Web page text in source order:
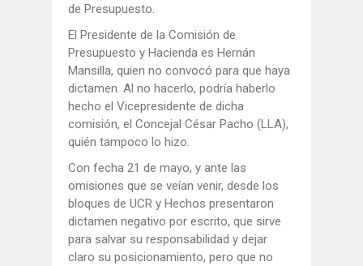
de Presupuesto.
El Presidente de la Comisión de
Presupuesto y Hacienda es Hernán
Mansilla, quien no convocó para que haya
dictamen. Al no hacerlo, podría haberlo
hecho el Vicepresidente de dicha
comisión, el Concejal César Pacho (LLA),
quién tampoco lo hizo.
Con fecha 21 de mayo, y ante las
omisiones que se veían venir, desde los
bloques de UCR y Hechos presentaron
dictamen negativo por escrito, que sirve
para salvar su responsabilidad y dejar
claro su posicionamiento, pero que no